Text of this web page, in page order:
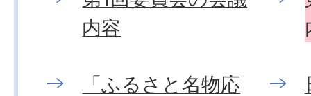
内容
「ふるさと名物応